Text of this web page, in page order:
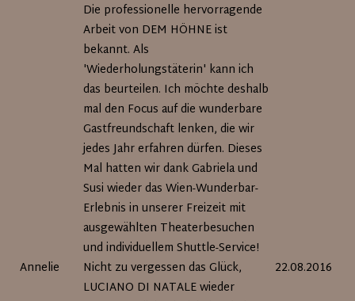
Annelie
Die professionelle hervorragende
Arbeit von DEM HÖHNE ist
bekannt. Als
'Wiederholungstäterin' kann ich
das beurteilen. Ich möchte deshalb
mal den Focus auf die wunderbare
Gastfreundschaft lenken, die wir
jedes Jahr erfahren dürfen. Dieses
Mal hatten wir dank Gabriela und
Susi wieder das Wien-Wunderbar-
Erlebnis in unserer Freizeit mit
ausgewählten Theaterbesuchen
und individuellem Shuttle-Service!
Nicht zu vergessen das Glück,
LUCIANO DI NATALE wieder
22.08.2016